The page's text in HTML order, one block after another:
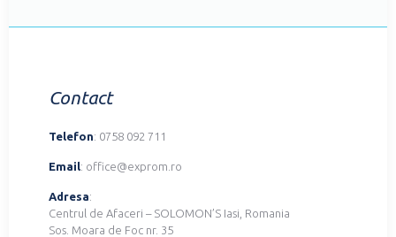
Contact
Telefon: 0758 092 711
Email: office@exprom.ro
Adresa:
Centrul de Afaceri – SOLOMON’S Iasi, Romania
Sos. Moara de Foc nr. 35